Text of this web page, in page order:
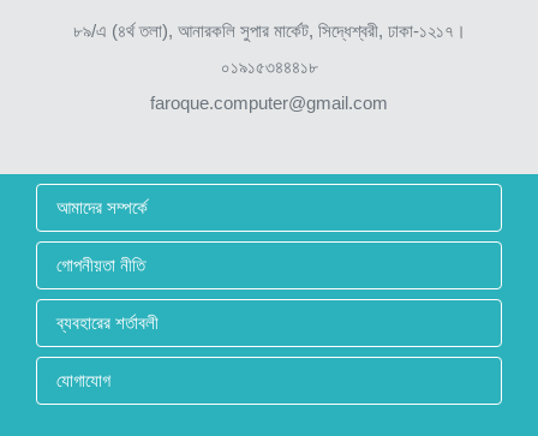
৮৯/এ (৪র্থ তলা), আনারকলি সুপার মার্কেট, সিদ্ধেশ্বরী, ঢাকা-১২১৭।
০১৯১৫৩৪৪৪১৮
faroque.computer@gmail.com
আমাদের সম্পর্কে
গোপনীয়তা নীতি
ব্যবহারের শর্তাবলী
যোগাযোগ